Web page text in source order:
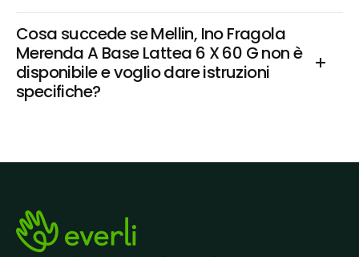
Cosa succede se Mellin, Ino Fragola
Merenda A Base Lattea 6 X 60 G non è
disponibile e voglio dare istruzioni
specifiche?